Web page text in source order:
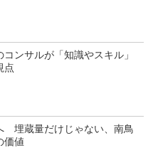
ンサルが「知識やスキル」
点
埋蔵量だけじゃない、南鳥
価値